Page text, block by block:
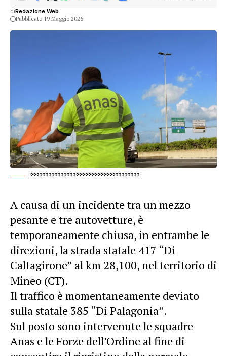
diRedazione Web
Pubblicato 19 Maggio 2026
????????????????????????????????????
A causa di un incidente tra un mezzo
pesante e tre autovetture, è
temporaneamente chiusa, in entrambe le
direzioni, la strada statale 417 “Di
Caltagirone” al km 28,100, nel territorio di
Mineo (CT).
Il traffico è momentaneamente deviato
sulla statale 385 “Di Palagonia”.
Sul posto sono intervenute le squadre
Anas e le Forze dell’Ordine al fine di